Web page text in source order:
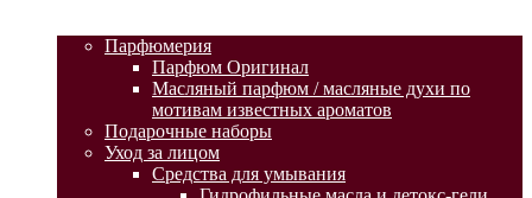
Парфюмерия
Парфюм Оригинал
Масляный парфюм / масляные духи по
мотивам известных ароматов
Подарочные наборы
Уход за лицом
Средства для умывания